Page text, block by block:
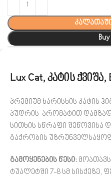
Lux Cat, კატის ქვიშა,
პრემიუმ ხარისხის კატის
პუდრის არომატით
სითხის სწრაფი შეწოვისა
გაქრობის
გამოყენების წესი:
ტუალეტში 7-8 სმ სისქეზე,